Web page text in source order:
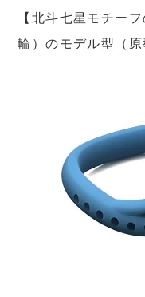
【北斗七星モチー
輪）のモデル型